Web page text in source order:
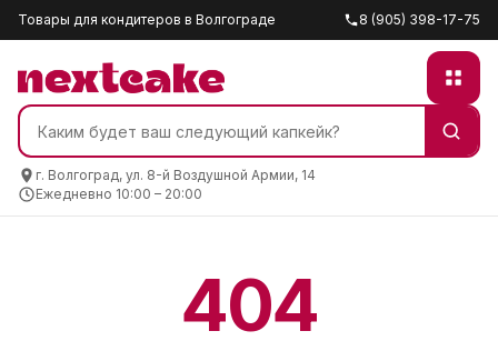
Товары для кондитеров в Волгограде 8 (905) 398-17-75
г. Волгоград, ул. 8-й Воздушной Армии, 14
Ежедневно 10:00 – 20:00
404